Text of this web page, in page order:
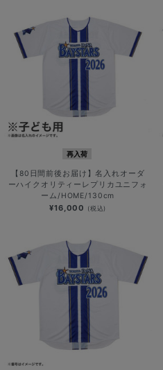
再入荷
【80日間前後お届け】名入れオーダ
ーハイクオリティーレプリカユニフォ
ーム/HOME/130cm
¥16,000 (税込)